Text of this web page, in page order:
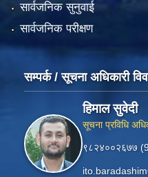
सार्वजनिक सुनुवाई
सार्वजनिक परीक्षण
सम्पर्क / सूचना अधिकारी
हिमाल सुवेदी
सूचना प्रविधि
९८२४००२६७७